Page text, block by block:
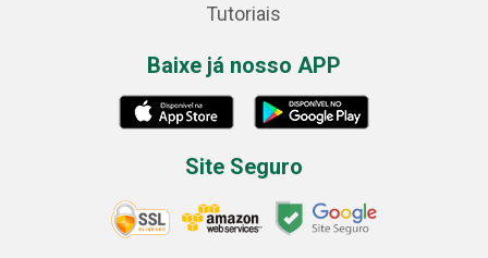
Tutoriais
Baixe já nosso APP
Site Seguro